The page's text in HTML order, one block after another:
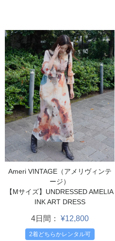
Ameri VINTAGE（アメリヴィンテ
ージ）
【Mサイズ】UNDRESSED AMELIA
INK ART DRESS
4日間： ¥12,800
2着どちらかレンタル可